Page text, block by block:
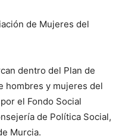
de Mujeres del
dentro del Plan de
hombres y mujeres del
el Fondo Social
de Política Social,
Murcia.